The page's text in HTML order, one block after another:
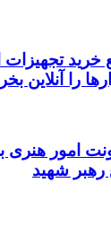
خرید تجهیزات
را آنلاین
امور هنری
رهبر شهید